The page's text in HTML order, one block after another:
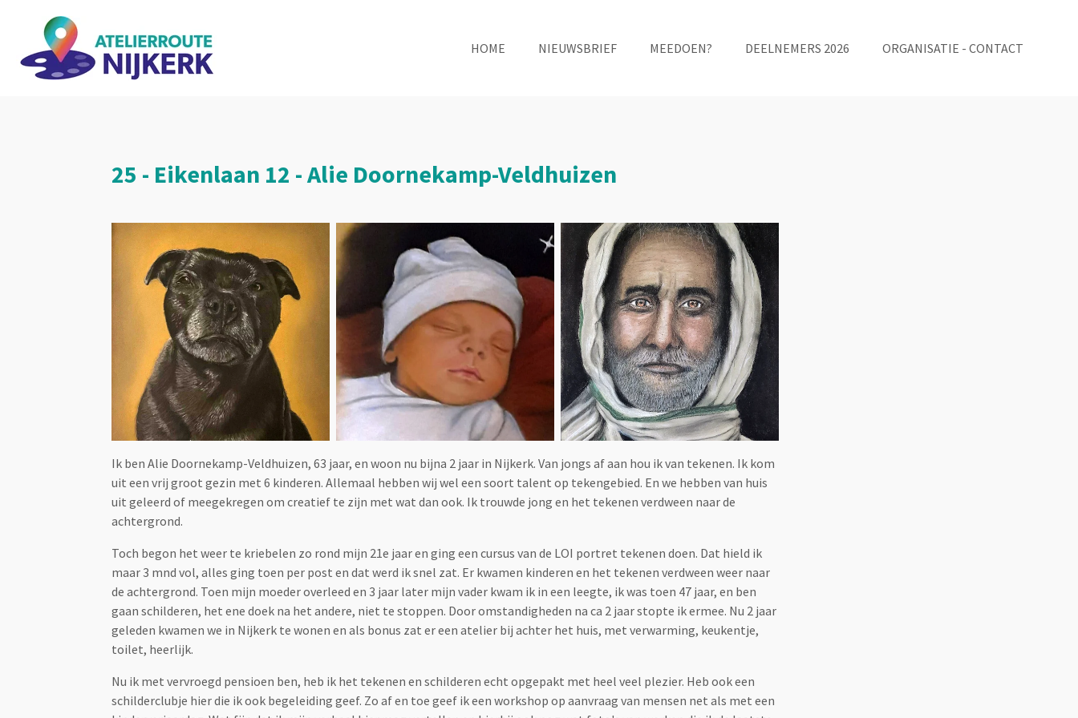
naar
HOME NIEUWSBRIEF MEEDOEN? DEELNEMERS 2026 ORGANISATIE - CONTACT
25 - Eikenlaan 12 - Alie Doornekamp-Veldhuizen
Ik ben Alie Doornekamp-Veldhuizen, 63 jaar, en woon nu bijna 2 jaar in Nijkerk. Van jongs af aan hou ik van tekenen. Ik kom
uit een vrij groot gezin met 6 kinderen. Allemaal hebben wij wel een soort talent op tekengebied. En we hebben van huis
uit geleerd of meegekregen om creatief te zijn met wat dan ook. Ik trouwde jong en het tekenen verdween naar de
achtergrond.
Toch begon het weer te kriebelen zo rond mijn 21e jaar en ging een cursus van de LOI portret tekenen doen. Dat hield ik
maar 3 mnd vol, alles ging toen per post en dat werd ik snel zat. Er kwamen kinderen en het tekenen verdween weer naar
de achtergrond. Toen mijn moeder overleed en 3 jaar later mijn vader kwam ik in een leegte, ik was toen 47 jaar, en ben
gaan schilderen, het ene doek na het andere, niet te stoppen. Door omstandigheden na ca 2 jaar stopte ik ermee. Nu 2 jaar
geleden kwamen we in Nijkerk te wonen en als bonus zat er een atelier bij achter het huis, met verwarming, keukentje,
toilet, heerlijk.
Nu ik met vervroegd pensioen ben, heb ik het tekenen en schilderen echt opgepakt met heel veel plezier. Heb ook een
schilderclubje hier die ik ook begeleiding geef. Zo af en toe geef ik een workshop op aanvraag van mensen net als met een